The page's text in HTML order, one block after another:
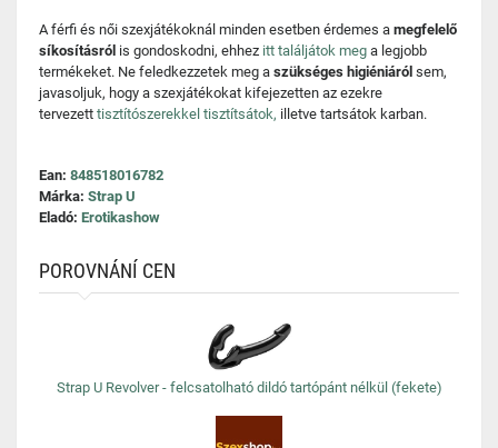
A férfi és női szexjátékoknál minden esetben érdemes a megfelelő
síkosításról is gondoskodni, ehhez itt találjátok meg a legjobb
termékeket. Ne feledkezzetek meg a szükséges higiéniáról sem,
javasoljuk, hogy a szexjátékokat kifejezetten az ezekre
tervezett tisztítószerekkel tisztítsátok, illetve tartsátok karban.
Ean: 848518016782
Márka: Strap U
Eladó: Erotikashow
POROVNÁNÍ CEN
Strap U Revolver - felcsatolható dildó tartópánt nélkül (fekete)